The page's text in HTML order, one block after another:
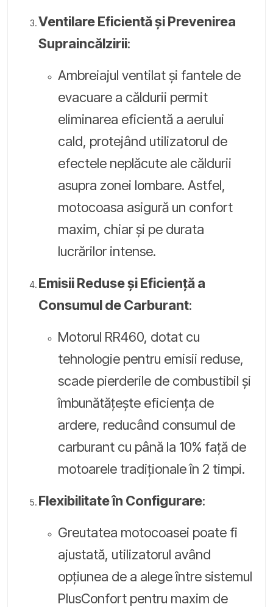
Ventilare Eficientă și Prevenirea
Supraincălzirii:
Ambreiajul ventilat și fantele de
evacuare a căldurii permit
eliminarea eficientă a aerului
cald, protejând utilizatorul de
efectele neplăcute ale căldurii
asupra zonei lombare. Astfel,
motocoasa asigură un confort
maxim, chiar și pe durata
lucrărilor intense.
Emisii Reduse și Eficiență a
Consumul de Carburant:
Motorul RR460, dotat cu
tehnologie pentru emisii reduse,
scade pierderile de combustibil și
îmbunătățește eficiența de
ardere, reducând consumul de
carburant cu până la 10% față de
motoarele tradiționale în 2 timpi.
Flexibilitate în Configurare:
Greutatea motocoasei poate fi
ajustată, utilizatorul având
opțiunea de a alege între sistemul
PlusConfort pentru maxim de